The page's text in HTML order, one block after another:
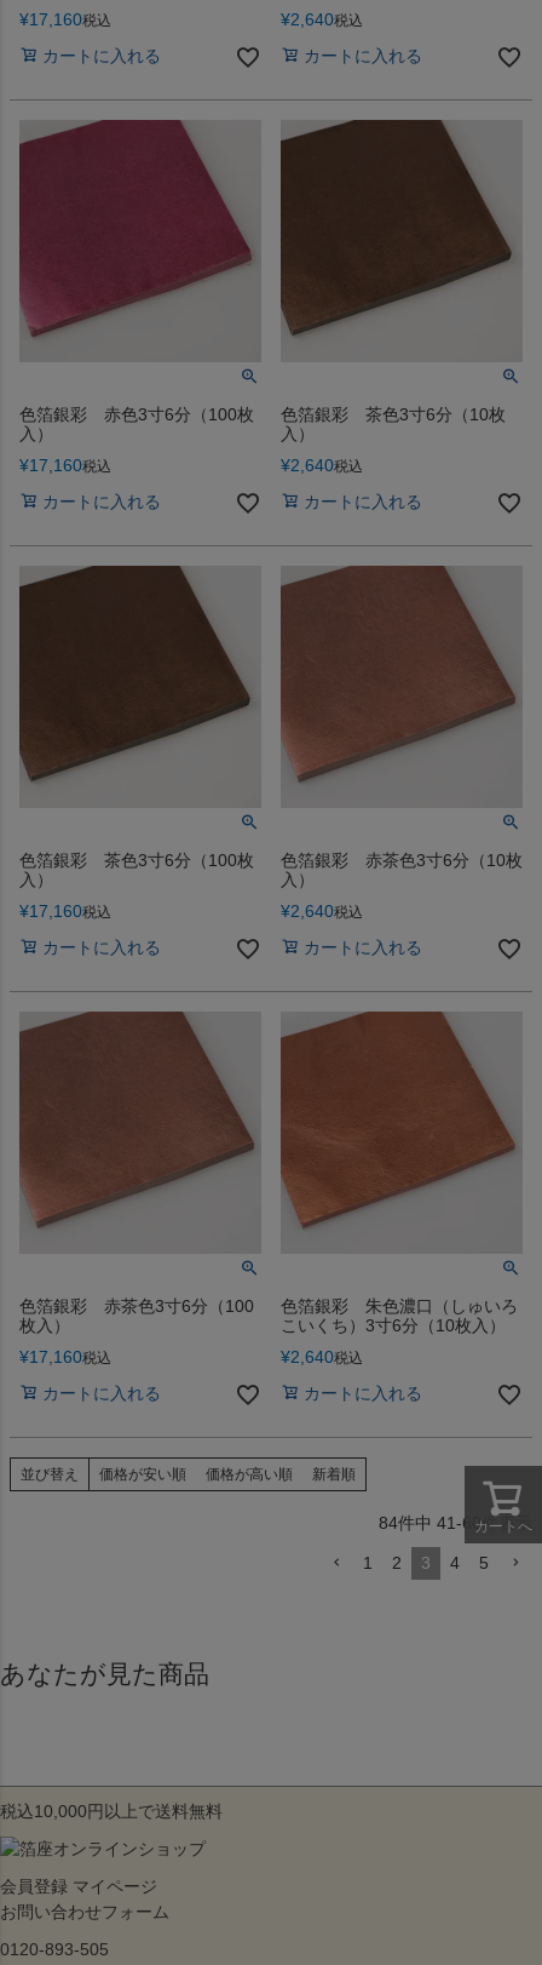
¥17,160税込
カートに入れる
¥2,640税込
カートに入れる
色箔銀彩 赤色3寸6分（100枚
入）
¥17,160税込
カートに入れる
色箔銀彩 茶色3寸6分（10枚
入）
¥2,640税込
カートに入れる
色箔銀彩 茶色3寸6分（100枚
入）
¥17,160税込
カートに入れる
色箔銀彩 赤茶色3寸6分（10枚
入）
¥2,640税込
カートに入れる
色箔銀彩 赤茶色3寸6分（100
枚入）
¥17,160税込
カートに入れる
色箔銀彩 朱色濃口（しゅいろ
こいくち）3寸6分（10枚入）
¥2,640税込
カートに入れる
並び替え 価格が安い順 価格が高い順 新着順
84件中 41-60件表示
1 2 3 4 5
カートへ
あなたが見た商品
税込10,000円以上で送料無料
会員登録 マイページ
お問い合わせフォーム
0120-893-505